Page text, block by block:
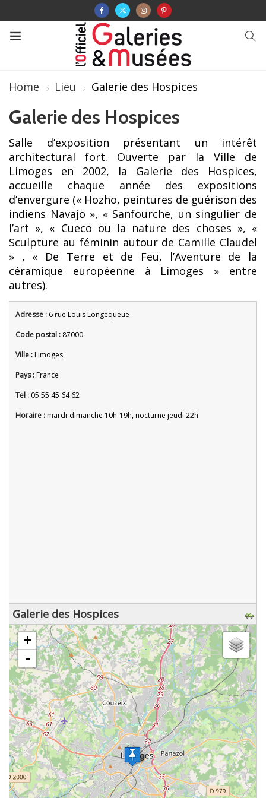
Home Lieu Galerie des Hospices
Galerie des Hospices
Salle d’exposition présentant un intérêt
architectural fort. Ouverte par la Ville de
Limoges en 2002, la Galerie des Hospices,
accueille chaque année des expositions
d’envergure (« Hozho, peintures de guérison des
indiens Navajo », « Sanfourche, un singulier de
l’art », « Cueco ou la nature des choses », «
Sculpture au féminin autour de Camille Claudel
» , « De Terre et de Feu, l’Aventure de la
céramique européenne à Limoges » entre
autres).
Adresse : 6 rue Louis Longequeue
Code postal : 87000
Ville :Limoges
Pays :France
Tel : 05 55 45 64 62
Horaire :mardi-dimanche 10h-19h, nocturne jeudi 22h
Galerie des Hospices
chargement de la carte - veuillez patienter...
+
-